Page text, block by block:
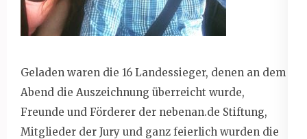
Geladen waren die 16 Landessieger, denen an dem
Abend die Auszeichnung überreicht wurde,
Freunde und Förderer der nebenan.de Stiftung,
Mitglieder der Jury und ganz feierlich wurden die